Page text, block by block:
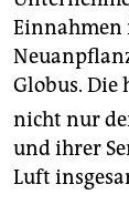
Einnahmen
Globus. Die
nicht nur
und ihrer
Luft